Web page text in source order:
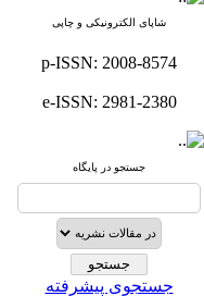
شاپای الکترونیکی و چاپی
p-ISSN: 2008-8574
e-ISSN: 2981-2380
جستجو در پایگاه
جستجوی پیشرفته